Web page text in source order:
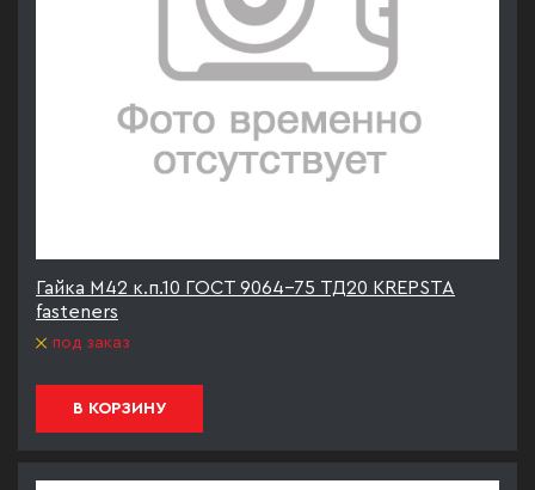
Гайка М42 к.п.10 ГОСТ 9064-75 ТД20 KREPSTA
fasteners
под заказ
В КОРЗИНУ